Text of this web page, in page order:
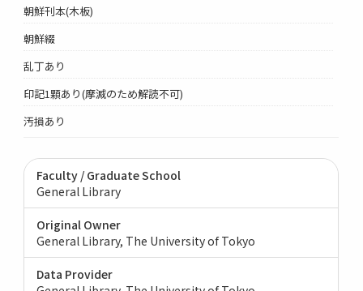
朝鮮刊本(木板)
朝鮮綴
乱丁あり
印記1顆あり(摩滅のため解読不可)
汚損あり
Faculty / Graduate School
General Library
Original Owner
General Library, The University of Tokyo
Data Provider